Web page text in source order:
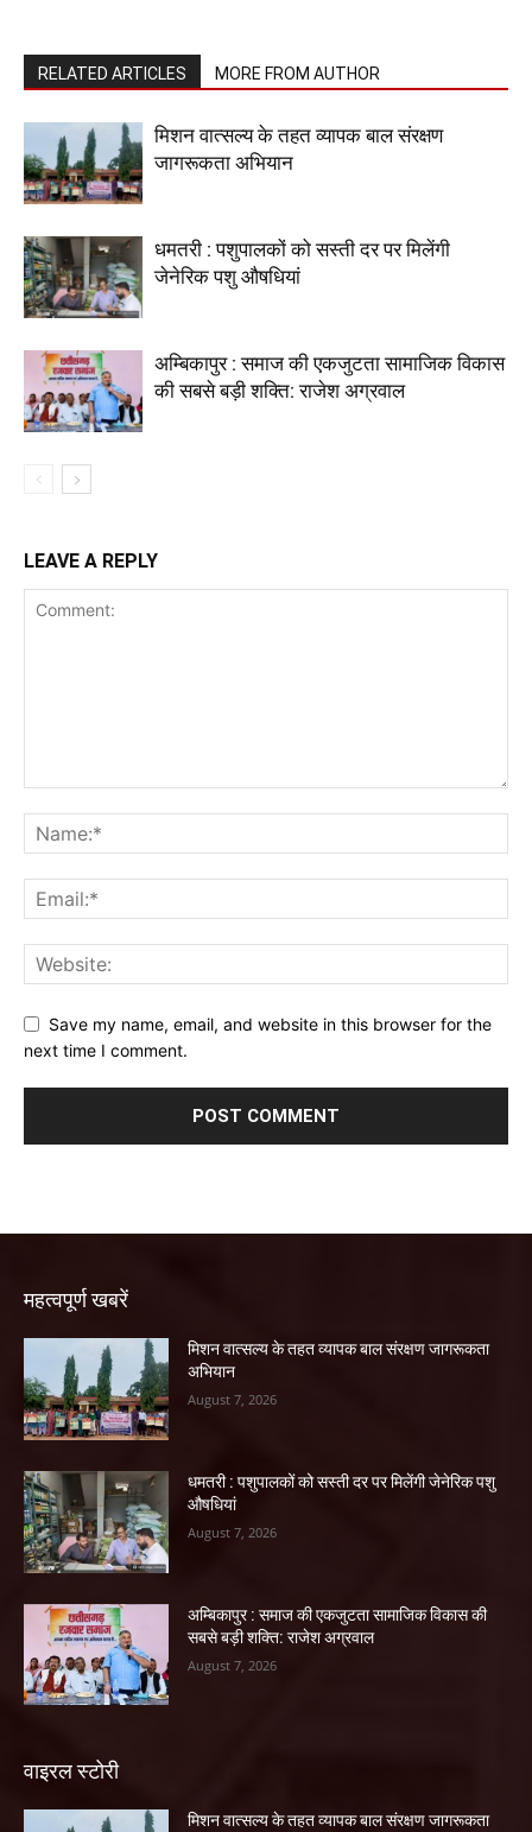
RELATED ARTICLES MORE FROM AUTHOR
मिशन वात्सल्य के तहत व्यापक बाल संरक्षण
जागरूकता अभियान
धमतरी : पशुपालकों को सस्ती दर पर मिलेंगी
जेनेरिक पशु औषधियां
अम्बिकापुर : समाज की एकजुटता सामाजिक विकास
की सबसे बड़ी शक्ति: राजेश अग्रवाल
LEAVE A REPLY
Save my name, email, and website in this browser for the
next time I comment.
महत्वपूर्ण खबरें
मिशन वात्सल्य के तहत व्यापक बाल संरक्षण जागरूकता
अभियान
August 7, 2026
धमतरी : पशुपालकों को सस्ती दर पर मिलेंगी जेनेरिक पशु
औषधियां
August 7, 2026
अम्बिकापुर : समाज की एकजुटता सामाजिक विकास की
सबसे बड़ी शक्ति: राजेश अग्रवाल
August 7, 2026
वाइरल स्टोरी
मिशन वात्सल्य के तहत व्यापक बाल संरक्षण जागरूकता